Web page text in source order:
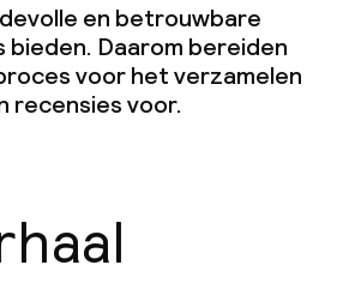
en betrouwbare
Daarom bereiden
voor het verzamelen
recensies voor.